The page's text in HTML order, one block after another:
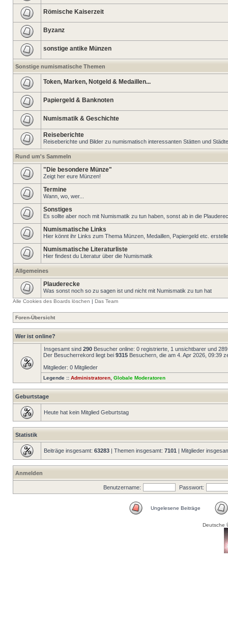
Römische Kaiserzeit
Byzanz
sonstige antike Münzen
Sonstige numismatische Themen
Token, Marken, Notgeld & Medaillen...
Papiergeld & Banknoten
Numismatik & Geschichte
Reiseberichte
Reiseberichte und Bilder zu numismatisch interessanten Stätten und
Rund um's Sammeln
"Die besondere Münze"
Zeigt her eure Münzen!
Termine
Wann, wo, wer...
Sonstiges
Es sollte aber noch mit Numismatik zu tun haben, sonst ab in die
Numismatische Links
Hier könnt ihr Links zum Thema Münzen, Medaillen, Papiergeld etc.
Numismatische Literaturliste
Hier findest du Literatur über die Numismatik
Allgemeines
Plauderecke
Was sonst noch so zu sagen ist und nicht mit Numismatik zu tun hat
Alle Cookies des Boards löschen | Das Team
Foren-Übersicht
Wer ist online?
Insgesamt sind 290 Besucher online: 0 registrierte, 1 unsichtbarer und
Der Besucherrekord liegt bei 9315 Besuchern, die am 4. Apr 2026, 09:39
Mitglieder: 0 Mitglieder
Legende :: Administratoren Globale Moderatoren
Geburtstage
Heute hat kein Mitglied Geburtstag
Statistik
Beiträge insgesamt: 63283 | Themen insgesamt: 7101 | Mitglieder
Anmelden
Benutzername: Passwort:
Ungelesene Beiträge
Deutsche